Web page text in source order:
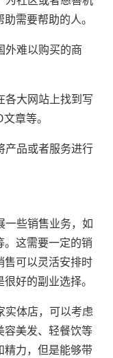
需要帮助的人。
外难以购买的商
各大网站上找到写
章等。
产品或者服务进行
一些销售业务，如
。这需要一定的销
售可以灵活安排时
好的副业选择。
实体店，可以考虑
容美发、轻餐饮等
精力，但是能够带